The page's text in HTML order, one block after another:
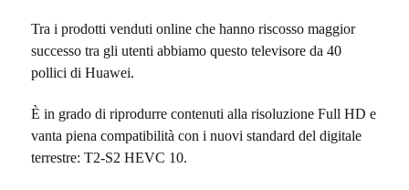
Tra i prodotti venduti online che hanno riscosso maggior
successo tra gli utenti abbiamo questo televisore da 40
pollici di Huawei.
È in grado di riprodurre contenuti alla risoluzione Full HD e
vanta piena compatibilità con i nuovi standard del digitale
terrestre: T2-S2 HEVC 10.